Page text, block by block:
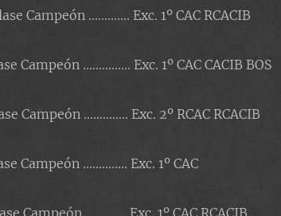
Campeón ............. Exc. 1º CAC RCACIB
Campeón ............... Exc. 1º CAC CACIB BOS
Campeón .............. Exc. 2º RCAC RCACIB
Campeón .............. Exc. 1º CAC